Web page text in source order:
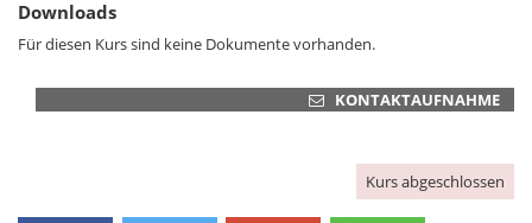
Downloads
Für diesen Kurs sind keine Dokumente vorhanden.
KONTAKTAUFNAHME
Kurs abgeschlossen